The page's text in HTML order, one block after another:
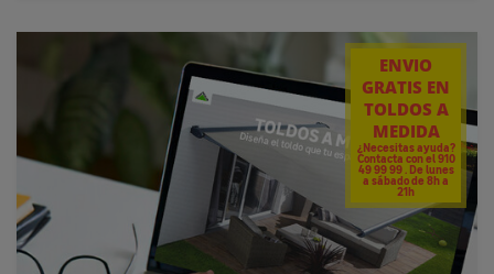
ENVIO
GRATIS EN
TOLDOS A
MEDIDA
¿Necesitas ayuda?
Contacta con el 910
49 99 99 . De lunes
a sábado de 8h a
21h